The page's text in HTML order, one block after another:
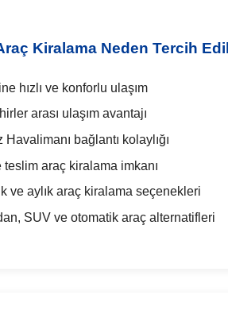
Kiralama Neden Tercih
hızlı ve konforlu ulaşım
arası ulaşım avantajı
bağlantı kolaylığı
araç kiralama imkanı
ve aylık araç kiralama seçenekleri
SUV ve otomatik araç alternatifleri